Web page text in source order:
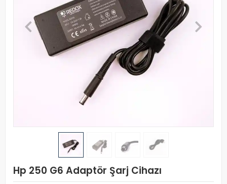
Hp 250 G6 Adaptör Şarj Cihazı